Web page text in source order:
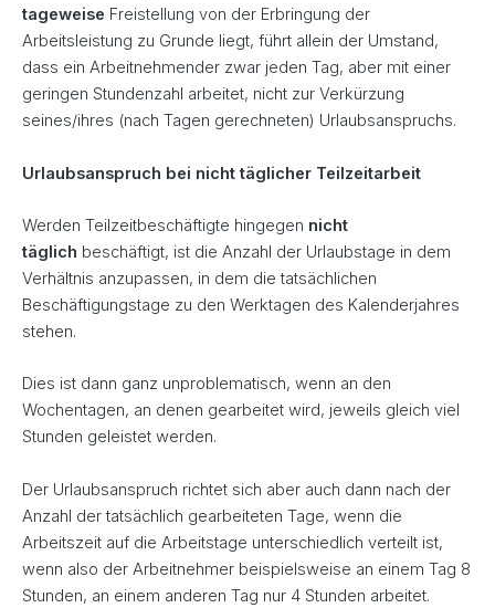
tageweise Freistellung von der Erbringung der
Arbeitsleistung zu Grunde liegt, führt allein der Umstand,
dass ein Arbeitnehmender zwar jeden Tag, aber mit einer
geringen Stundenzahl arbeitet, nicht zur Verkürzung
seines/ihres (nach Tagen gerechneten) Urlaubsanspruchs.
Urlaubsanspruch bei nicht täglicher Teilzeitarbeit
Werden Teilzeitbeschäftigte hingegen nicht
täglich beschäftigt, ist die Anzahl der Urlaubstage in dem
Verhältnis anzupassen, in dem die tatsächlichen
Beschäftigungstage zu den Werktagen des Kalenderjahres
stehen.
Dies ist dann ganz unproblematisch, wenn an den
Wochentagen, an denen gearbeitet wird, jeweils gleich viel
Stunden geleistet werden.
Der Urlaubsanspruch richtet sich aber auch dann nach der
Anzahl der tatsächlich gearbeiteten Tage, wenn die
Arbeitszeit auf die Arbeitstage unterschiedlich verteilt ist,
wenn also der Arbeitnehmer beispielsweise an einem Tag 8
Stunden, an einem anderen Tag nur 4 Stunden arbeitet.